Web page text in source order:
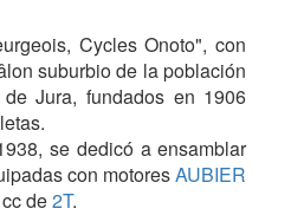
Cycles Onoto", con
suburbio de la población
Jura, fundados en 1906
se dedicó a ensamblar
con motoresAUBIER
de2T.